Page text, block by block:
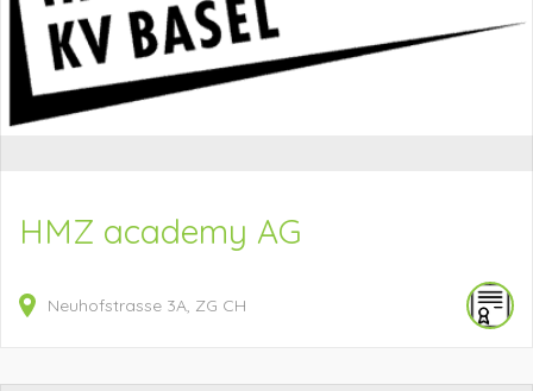
HMZ academy AG
Neuhofstrasse 3A ZG CH